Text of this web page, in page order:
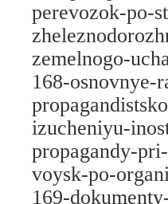
perevozok-po-
zemelnogo-
168-osnovnye-
izucheniyu-
propagandy-
voysk-po-
169-